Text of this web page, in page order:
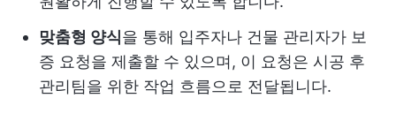
맞춤형 양식을 통해 입주자나 건물 관리자가 보
증 요청을 제출할 수 있으며, 이 요청은 시공 후
관리팀을 위한 작업 흐름으로 전달됩니다.